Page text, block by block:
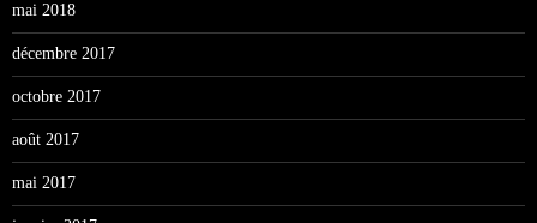
mai 2018
décembre 2017
octobre 2017
août 2017
mai 2017